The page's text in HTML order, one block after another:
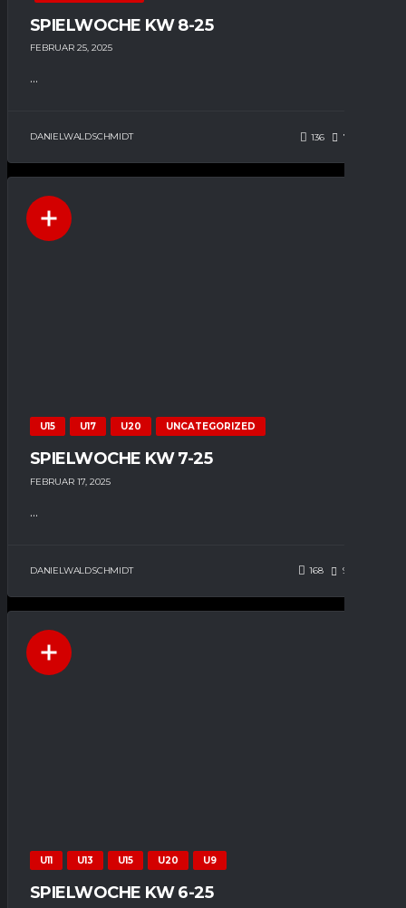
SPIELWOCHE KW 8-25
FEBRUAR 25, 2025
...
DANIELWALDSCHMIDT 136 73
U15 U17 U20 UNCATEGORIZED
SPIELWOCHE KW 7-25
FEBRUAR 17, 2025
...
DANIELWALDSCHMIDT 168 92
U11 U13 U15 U20 U9
SPIELWOCHE KW 6-25